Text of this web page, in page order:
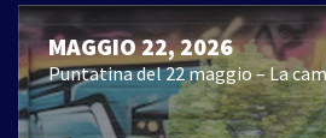
MAGGIO 22, 2026
Puntatina del 22 maggio – La